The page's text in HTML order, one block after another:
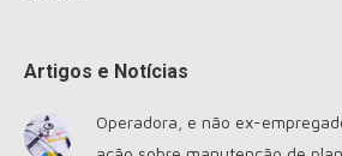
Artigos e Notícias
Operadora, e não ex-